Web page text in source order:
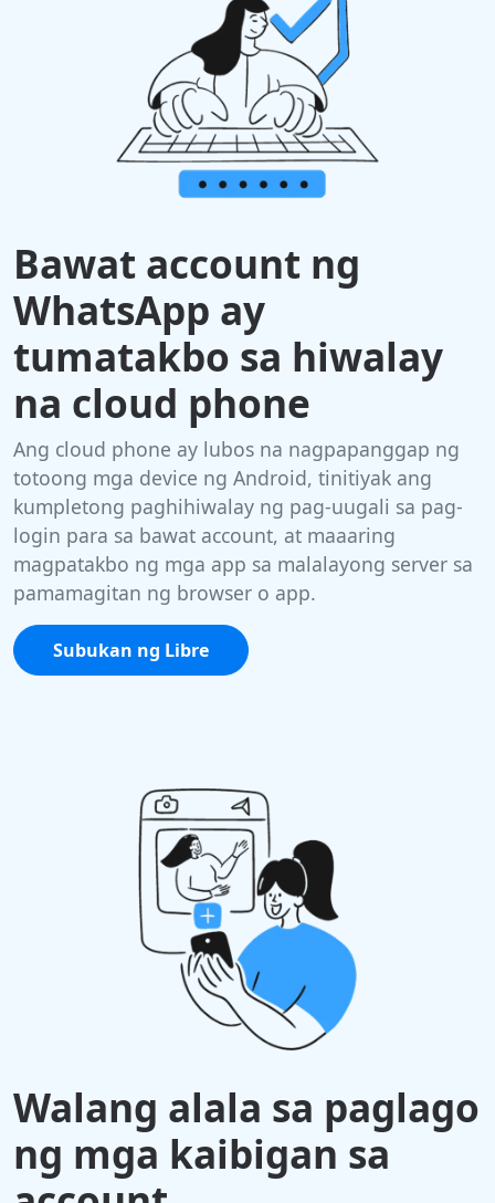
Bawat account ng
WhatsApp ay
tumatakbo sa hiwalay
na cloud phone
Ang cloud phone ay lubos na nagpapanggap ng
totoong mga device ng Android, tinitiyak ang
kumpletong paghihiwalay ng pag-uugali sa pag-
login para sa bawat account, at maaaring
magpatakbo ng mga app sa malalayong server sa
pamamagitan ng browser o app.
Subukan ng Libre
Walang alala sa paglago
ng mga kaibigan sa